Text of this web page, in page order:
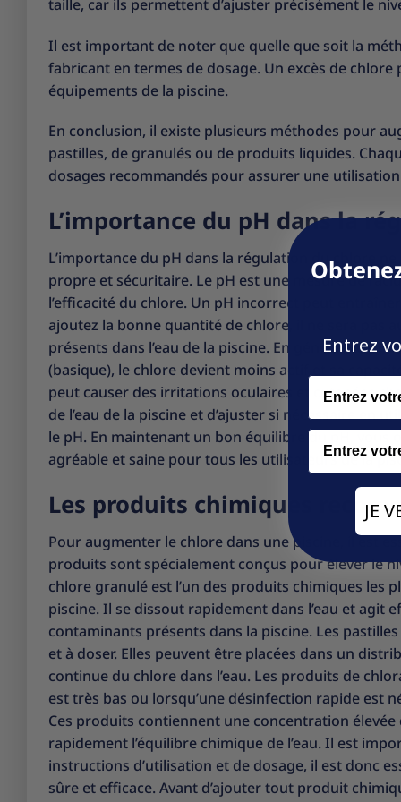
taille, car ils permettent d’ajuster précisément le
Il est important de noter que quelle que soit la
fabricant en termes de dosage. Un excès de
équipements de la piscine.
En conclusion, il existe plusieurs méthodes pour
pastilles, de granulés ou de produits liquides.
dosages recommandés pour assurer une
L’importance du pH dans la
L’importance du pH dans la régulation du chlore
propre et sécuritaire. Le pH est une mesure de
l’efficacité du chlore. Un pH incorrect peut
ajoutez la bonne quantité de chlore, il ne sera pas
présents dans l’eau de la piscine. En général, le
(basique), le chlore devient moins actif et sa
peut causer des irritations oculaires et cutanées
de l’eau de la piscine et d’ajuster si nécessaire
le pH. En maintenant un bon équilibre du pH, vous
agréable et saine pour tous les utilisateurs de la
Les produits chimiques
Pour augmenter le chlore dans une piscine, il est
produits sont spécialement conçus pour élever le
chlore granulé est l’un des produits chimiques les
piscine. Il se dissout rapidement dans l’eau et agit
contaminants présents dans la piscine. Les
et à doser. Elles peuvent être placées dans un
continue du chlore dans l’eau. Les produits de
est très bas ou lorsqu’une désinfection rapide est
Ces produits contiennent une concentration
rapidement l’équilibre chimique de l’eau. Il est
instructions d’utilisation et de dosage, il est donc
sûre et efficace. Avant d’ajouter tout produit
Entrez
Name
Email
JE